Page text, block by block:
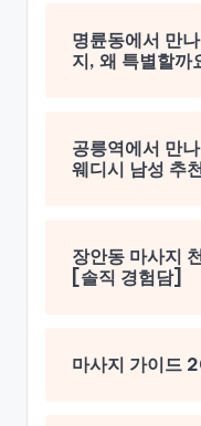
명륜동에서 만
지, 왜 특별할까
공릉역에서 만
웨디시 남성 추
장안동 마사지
[솔직 경험담]
마사지 가이드